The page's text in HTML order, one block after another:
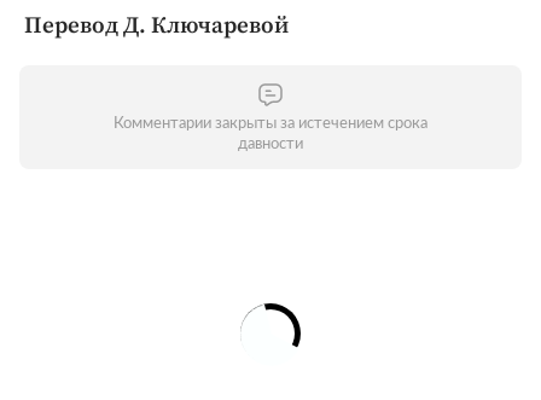
Перевод Д. Ключаревой
Комментарии закрыты за истечением срока
давности